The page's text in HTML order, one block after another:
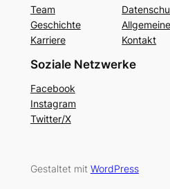
Team
Geschichte
Karriere
Kontakt
Soziale Netzwerke
Facebook
Instagram
Twitter/X
Gestaltet mit WordPress